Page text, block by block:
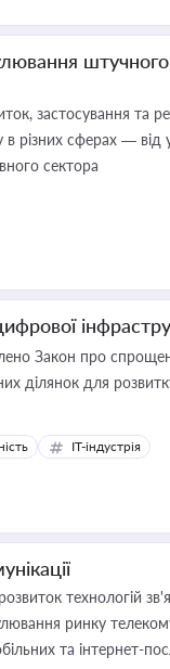
штучного
застосування та
в різних сферах — від
сектора
Закон про
ділянок для
IT-індустрія
технологій
ринку
та інтернет-